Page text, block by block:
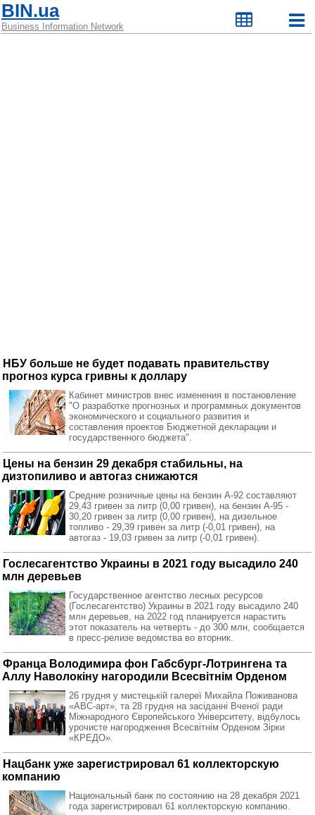
BIN.ua
Business Information Network
НБУ больше не будет подавать правительству
прогноз курса гривны к доллару
Кабинет министров внес изменения в постановление
"О разработке прогнозных и программных документов
экономического и социального развития и
составления проектов Бюджетной декларации и
государственного бюджета".
Цены на бензин 29 декабря стабильны, на
дизтопиливо и автогаз снижаются
Средние розничные цены на бензин А-92 составляют
29,43 гривен за литр (0,00 гривен), на бензин А-95 -
30,20 гривен за литр (0,00 гривен), на дизельное
топливо - 29,39 гривен за литр (-0,01 гривен), на
автогаз - 19,03 гривен за литр (-0,01 гривен).
Гослесагентство Украины в 2021 году высадило 240
млн деревьев
Государственное агентство лесных ресурсов
(Гослесагентство) Украины в 2021 году высадило 240
млн деревьев, на 2022 год планируется нарастить
этот показатель на четверть - до 300 млн, сообщается
в пресс-релизе ведомства во вторник.
Франца Володимира фон Габсбург-Лотрингена та
Аллу Наволокіну нагородили Всесвітнім Орденом
26 грудня у мистецькій галереї Михайла Поживанова
«ABC-арт», та 28 грудня на засіданні Вченої ради
Міжнародного Європейського Університету, відбулось
урочисте нагородження Всесвітнім Орденом Зірки
«КРЕДО».
Нацбанк уже зарегистрировал 61 коллекторскую
компанию
Национальный банк по состоянию на 28 декабря 2021
года зарегистрировал 61 коллекторскую компанию.